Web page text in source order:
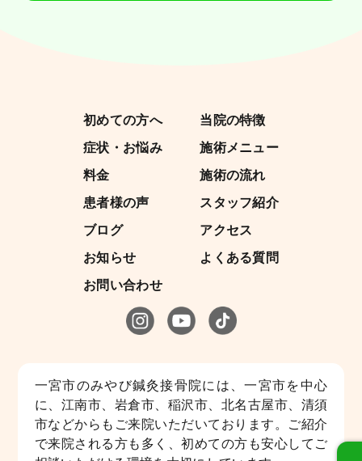
初めての方へ
当院の特徴
症状・お悩み
施術メニュー
料金
施術の流れ
患者様の声
スタッフ紹介
ブログ
アクセス
お知らせ
よくある質問
お問い合わせ
一宮市のみやび鍼灸接骨院には、一宮市を中心
に、江南市、岩倉市、稲沢市、北名古屋市、清須
市などからもご来院いただいております。ご紹介
で来院される方も多く、初めての方も安心してご